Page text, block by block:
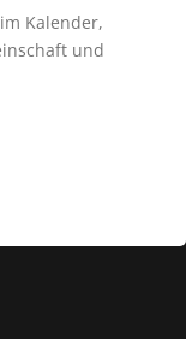
Kalender,
und